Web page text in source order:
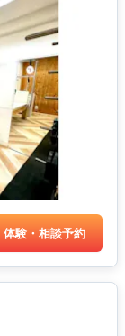
体験・相談予約